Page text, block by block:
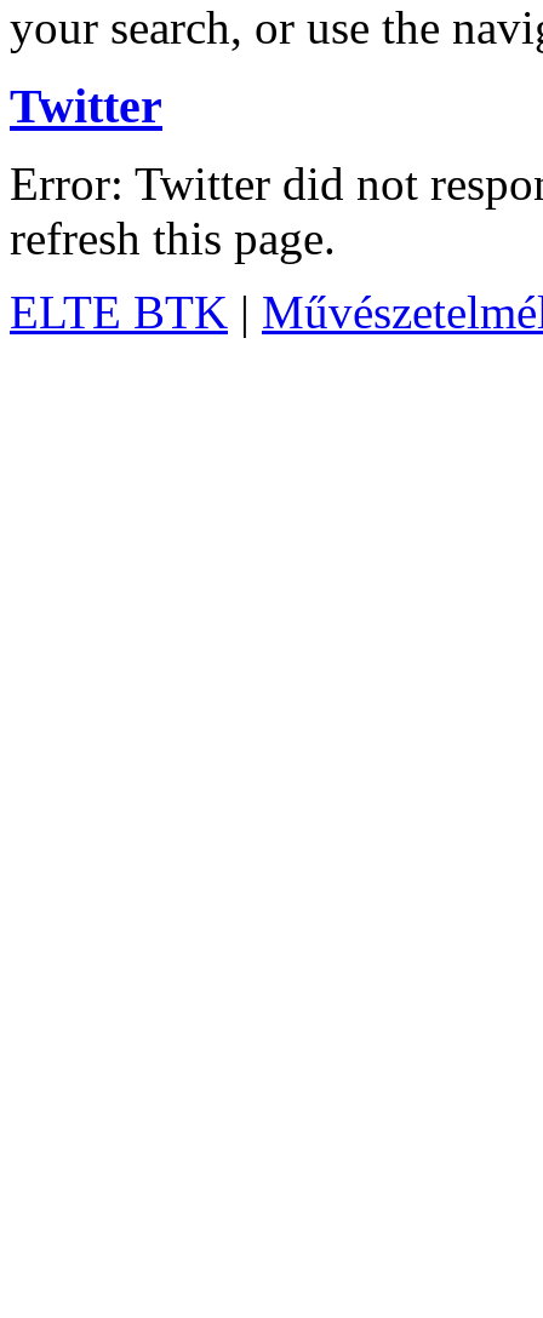
your search, or use the
Twitter
Error: Twitter did not
refresh this page.
ELTE BTK |